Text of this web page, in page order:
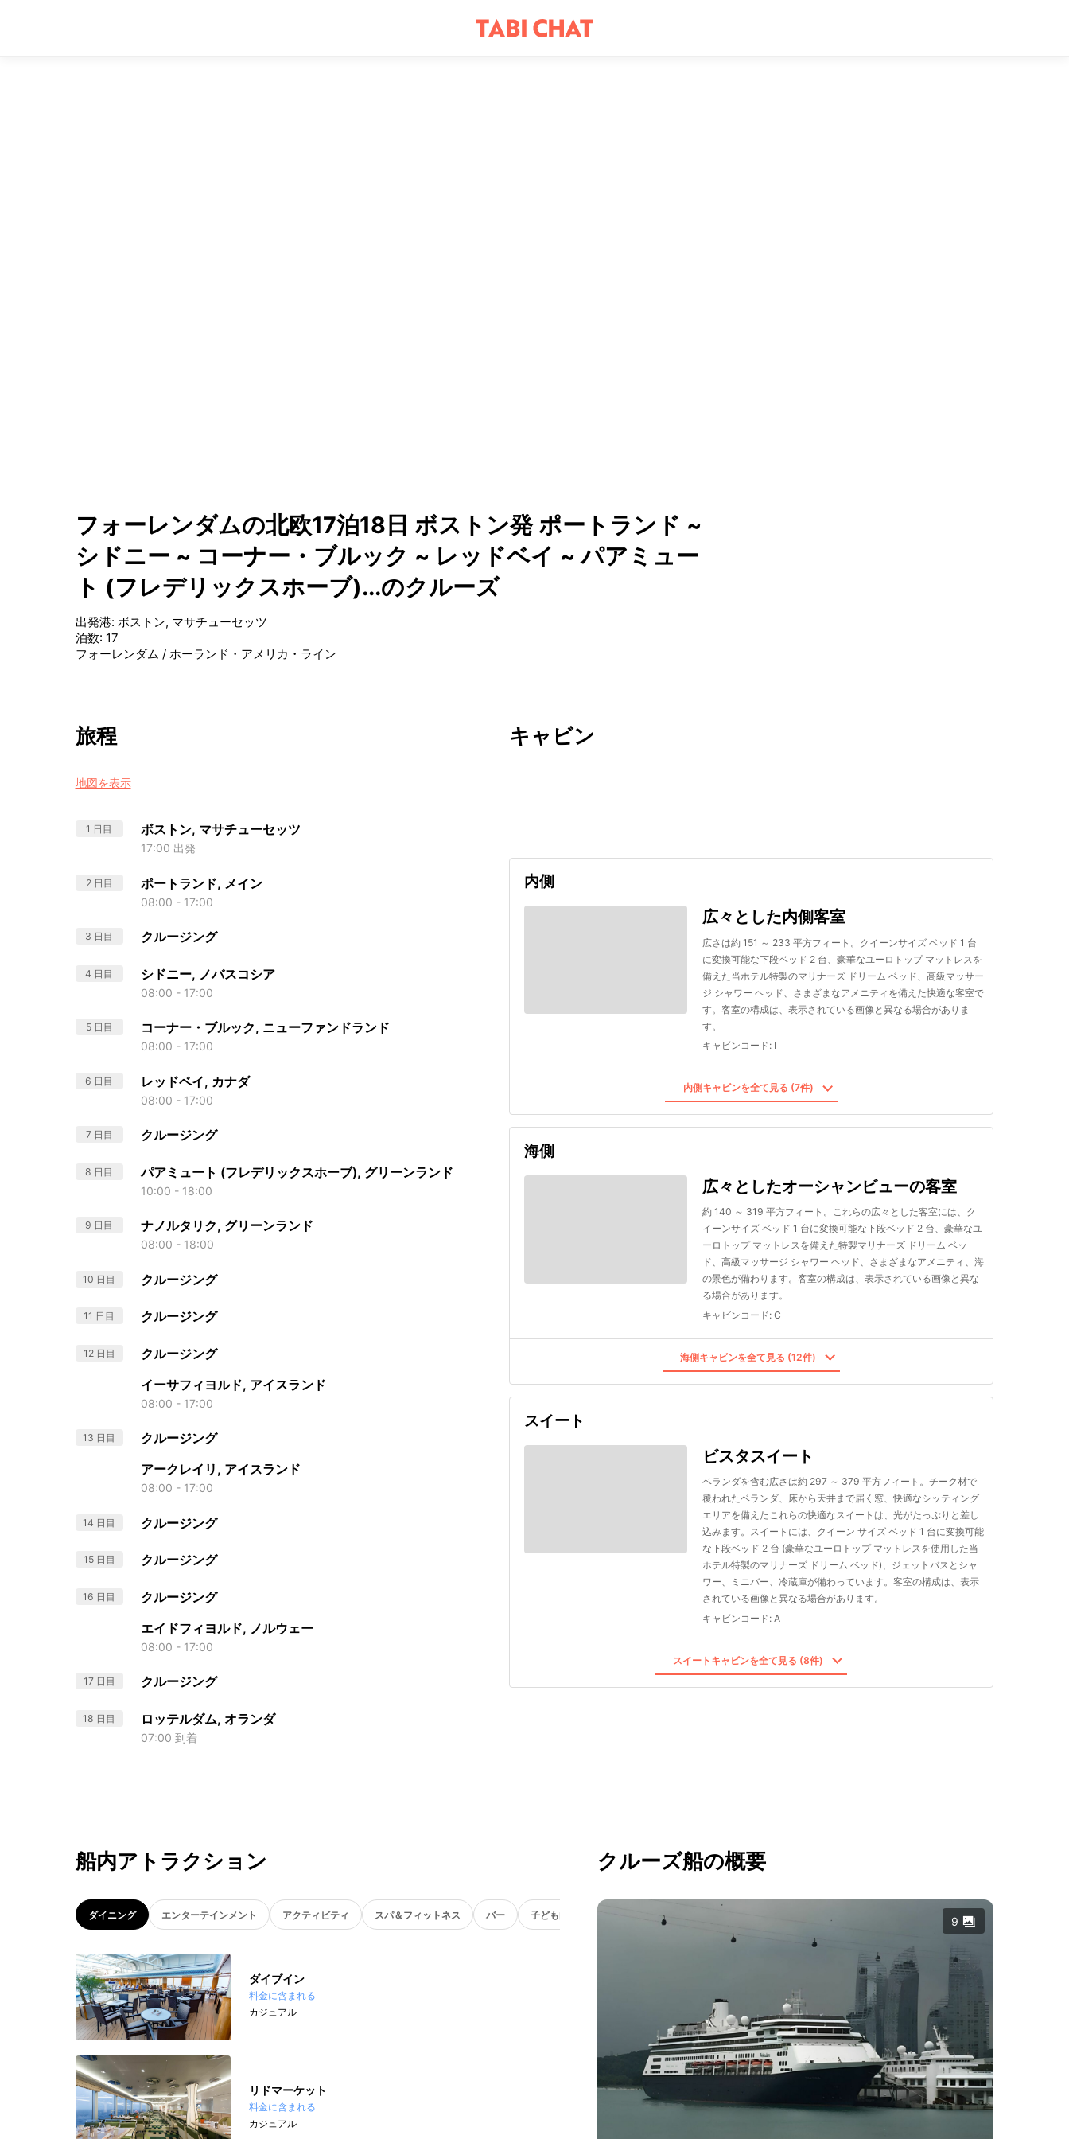
フォーレンダムの北欧17泊18日 ボストン発 ポートランド ~
シドニー ~ コーナー・ブルック ~ レッドベイ ~ パアミュー
ト (フレデリックスホーブ)...のクルーズ
出発港: ボストン, マサチューセッツ
泊数: 17
フォーレンダム / ホーランド・アメリカ・ライン
旅程
地図を表示
1 日目 ボストン, マサチューセッツ
17:00 出発
2 日目 ポートランド, メイン
08:00 - 17:00
3 日目 クルージング
4 日目 シドニー, ノバスコシア
08:00 - 17:00
5 日目 コーナー・ブルック, ニューファンドランド
08:00 - 17:00
6 日目 レッドベイ, カナダ
08:00 - 17:00
7 日目 クルージング
8 日目 パアミュート (フレデリックスホーブ), グリーンランド
10:00 - 18:00
9 日目 ナノルタリク, グリーンランド
08:00 - 18:00
10 日目 クルージング
11 日目 クルージング
12 日目 クルージング
イーサフィヨルド, アイスランド
08:00 - 17:00
13 日目 クルージング
アークレイリ, アイスランド
08:00 - 17:00
14 日目 クルージング
15 日目 クルージング
16 日目 クルージング
エイドフィヨルド, ノルウェー
08:00 - 17:00
17 日目 クルージング
18 日目 ロッテルダム, オランダ
07:00 到着
キャビン
内側
広々とした内側客室
広さは約 151 ～ 233 平方フィート。クイーンサイズ ベッド 1 台
に変換可能な下段ベッド 2 台、豪華なユーロトップ マットレスを
備えた当ホテル特製のマリナーズ ドリーム ベッド、高級マッサー
ジ シャワー ヘッド、さまざまなアメニティを備えた快適な客室で
す。客室の構成は、表示されている画像と異なる場合がありま
す。
キャビンコード: I
内側キャビンを全て見る (7件)
海側
広々としたオーシャンビューの客室
約 140 ～ 319 平方フィート。これらの広々とした客室には、ク
イーンサイズ ベッド 1 台に変換可能な下段ベッド 2 台、豪華なユ
ーロトップ マットレスを備えた特製マリナーズ ドリーム ベッ
ド、高級マッサージ シャワー ヘッド、さまざまなアメニティ、海
の景色が備わります。客室の構成は、表示されている画像と異な
る場合があります。
キャビンコード: C
海側キャビンを全て見る (12件)
スイート
ビスタスイート
ベランダを含む広さは約 297 ～ 379 平方フィート。チーク材で
覆われたベランダ、床から天井まで届く窓、快適なシッティング
エリアを備えたこれらの快適なスイートは、光がたっぷりと差し
込みます。スイートには、クイーン サイズ ベッド 1 台に変換可能
な下段ベッド 2 台 (豪華なユーロトップ マットレスを使用した当
ホテル特製のマリナーズ ドリーム ベッド)、ジェットバスとシャ
ワー、ミニバー、冷蔵庫が備わっています。客室の構成は、表示
されている画像と異なる場合があります。
キャビンコード: A
スイートキャビンを全て見る (8件)
船内アトラクション
ダイニング エンターテインメント アクティビティ スパ＆フィットネス バー 子ども向け
ダイブイン
料金に含まれる
カジュアル
リドマーケット
料金に含まれる
カジュアル
クルーズ船の概要
9